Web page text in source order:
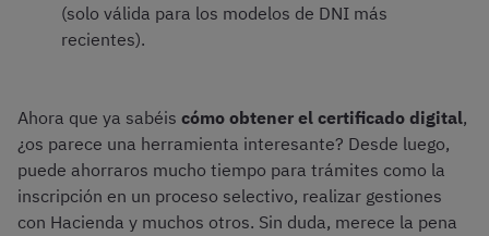
(solo válida para los modelos de DNI más
recientes).
Ahora que ya sabéis cómo obtener el certificado digital,
¿os parece una herramienta interesante? Desde luego,
puede ahorraros mucho tiempo para trámites como la
inscripción en un proceso selectivo, realizar gestiones
con Hacienda y muchos otros. Sin duda, merece la pena